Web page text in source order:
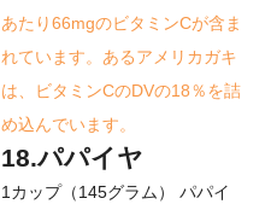
あたり66mgのビタミンCが含ま
れています。あるアメリカガキ
は、ビタミンCのDVの18％を詰
め込んでいます。
18.パパイヤ
1カップ（145グラム） パパイ